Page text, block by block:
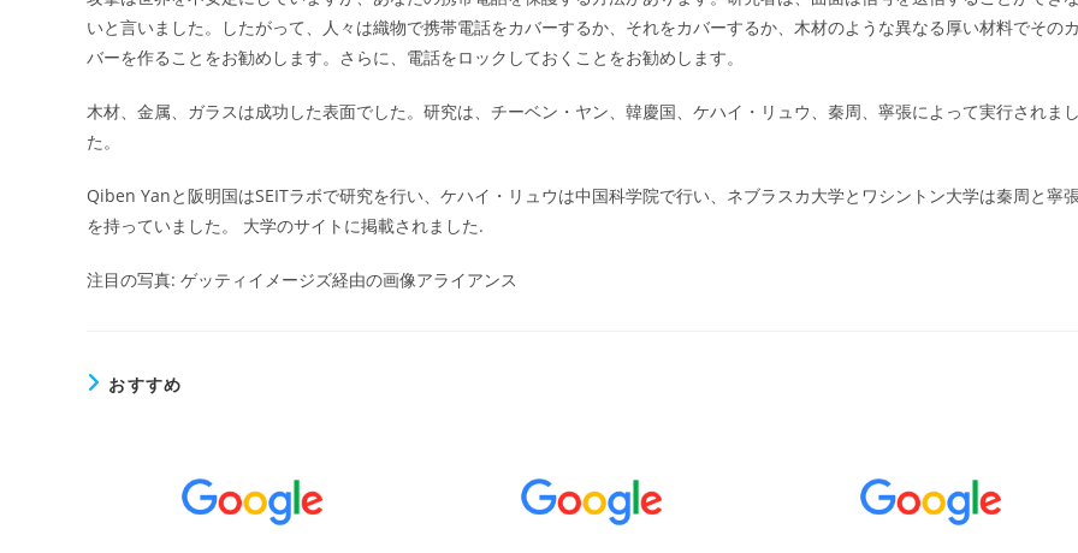
いと言いました。したがって、人々は織物で携帯電話をカバーするか、それをカバーするか、木材のような異なる厚い材料でそのカ
バーを作ることをお勧めします。さらに、電話をロックしておくことをお勧めします。
木材、金属、ガラスは成功した表面でした。研究は、チーベン・ヤン、韓慶国、ケハイ・リュウ、秦周、寧張によって実行されまし
た。
Qiben Yanと阪明国はSEITラボで研究を行い、ケハイ・リュウは中国科学院で行い、ネブラスカ大学とワシントン大学は秦周と寧
を持っていました。 大学のサイトに掲載されました.
注目の写真: ゲッティイメージズ経由の画像アライアンス
おすすめ